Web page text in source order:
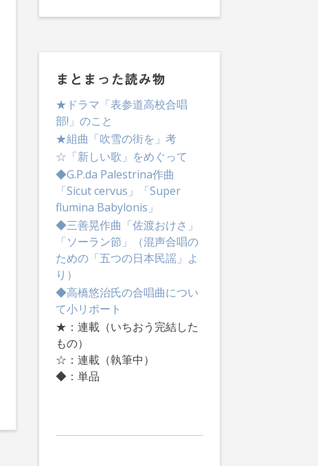
Alternative:まとまった読み物
★ドラマ「表参道高校合唱
部!」のこと
★組曲「吹雪の街を」考
☆「新しい歌」をめぐって
◆G.P.da Palestrina作曲
「Sicut cervus」「Super
flumina Babylonis」
◆三善晃作曲「佐渡おけさ」
「ソーラン節」（混声合唱の
ための「五つの日本民謡」よ
り）
◆高橋悠治氏の合唱曲につい
て小リポート
★：連載（いちおう完結した
もの）
☆：連載（執筆中）
◆：単品